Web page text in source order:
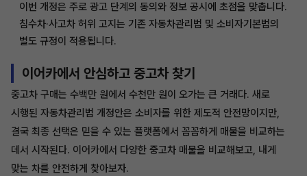
이번 개정은 주로 광고 단계의 동의와 정보 공시에 초점을 맞춥니다.
침수차·사고차 허위 고지는 기존 자동차관리법 및 소비자기본법의
별도 규정이 적용됩니다.
이어카에서 안심하고 중고차 찾기
중고차 구매는 수백만 원에서 수천만 원이 오가는 큰 거래다. 새로
시행된 자동차관리법 개정안은 소비자를 위한 제도적 안전망이지만,
결국 최종 선택은 믿을 수 있는 플랫폼에서 꼼꼼하게 매물을 비교하는
데서 시작된다. 이어카에서 다양한 중고차 매물을 비교해보고, 내게
맞는 차를 안전하게 찾아보자.